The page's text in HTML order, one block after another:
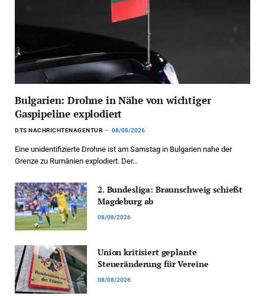
Bulgarien: Drohne in Nähe von wichtiger
Gaspipeline explodiert
DTS NACHRICHTENAGENTUR 08/08/2026
Eine unidentifizierte Drohne ist am Samstag in Bulgarien nahe der
Grenze zu Rumänien explodiert. Der…
2. Bundesliga: Braunschweig schießt
Magdeburg ab
08/08/2026
Union kritisiert geplante
Steueränderung für Vereine
08/08/2026